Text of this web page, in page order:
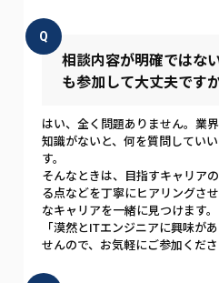
Q
相談内容が明確ではな
も参加して大丈夫です
はい、全く問題ありません。業
知識がないと、何を質問してい
す。
そんなときは、目指すキャリア
る点などを丁寧にヒアリングさ
なキャリアを一緒に見つけます。
「漠然とITエンジニアに興味が
せんので、お気軽にご参加くださ